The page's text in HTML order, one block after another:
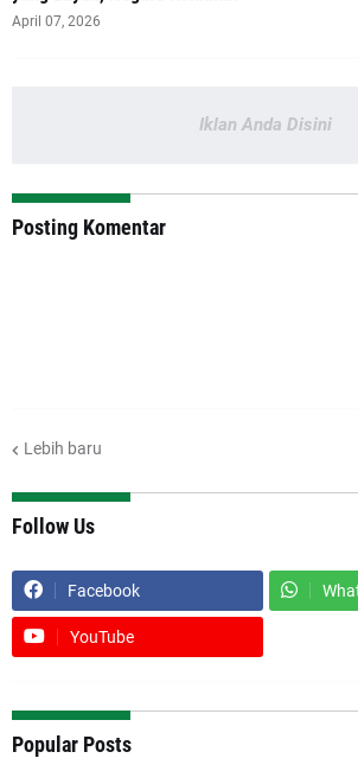
April 07, 2026
Iklan Anda Disini
Posting Komentar
Lebih baru
Follow Us
Facebook
YouTube
Popular Posts